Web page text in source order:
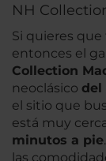
NH
Si quieres que
entonces el
Collection
neoclásico del
el sitio que
está muy
minutos a pie
las